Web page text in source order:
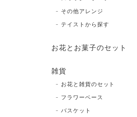
その他アレンジ
テイストから探す
お花とお菓子のセット
雑貨
お花と雑貨のセット
フラワーベース
バスケット